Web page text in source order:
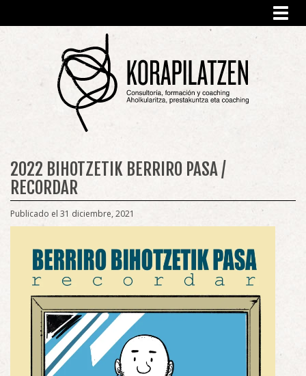
2022 BIHOTZETIK BERRIRO PASA /
RECORDAR
Publicado el 31 diciembre, 2021